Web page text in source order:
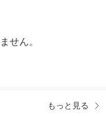
せん。
もっと見る